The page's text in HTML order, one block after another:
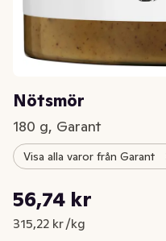
Nötsmör
180 g, Garant
Visa alla varor från Garant
Nuvarande pris är: 56,74 kr
56,74 kr
315,22 kr /kg
Styckpris: 315,22 kr /kg